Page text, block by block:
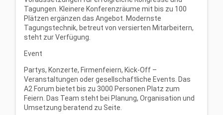
Tagungen. Kleinere Konferenzräume mit bis zu 100
Plätzen ergänzen das Angebot. Modernste
Tagungstechnik, betreut von versierten Mitarbeitern,
steht zur Verfügung.
Event
Partys, Konzerte, Firmenfeiern, Kick-Off –
Veranstaltungen oder gesellschaftliche Events. Das
A2 Forum bietet bis zu 3000 Personen Platz zum
Feiern. Das Team steht bei Planung, Organisation und
Umsetzung beratend zu Seite.